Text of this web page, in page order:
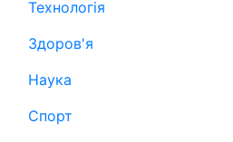
Технологія
Здоров'я
Наука
Спорт